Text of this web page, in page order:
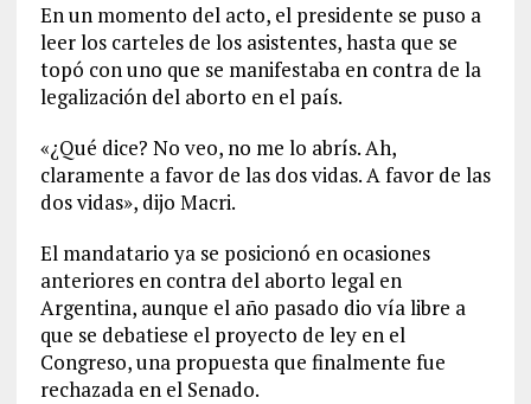
En un momento del acto, el presidente se puso a
leer los carteles de los asistentes, hasta que se
topó con uno que se manifestaba en contra de la
legalización del aborto en el país.
«¿Qué dice? No veo, no me lo abrís. Ah,
claramente a favor de las dos vidas. A favor de las
dos vidas», dijo Macri.
El mandatario ya se posicionó en ocasiones
anteriores en contra del aborto legal en
Argentina, aunque el año pasado dio vía libre a
que se debatiese el proyecto de ley en el
Congreso, una propuesta que finalmente fue
rechazada en el Senado.